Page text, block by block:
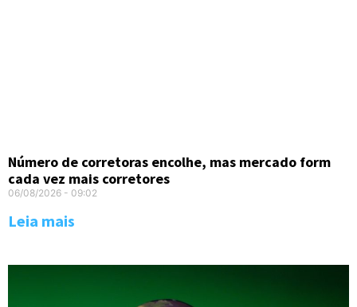
Número de corretoras encolhe, mas mercado form
cada vez mais corretores
06/08/2026 09:02
Leia mais